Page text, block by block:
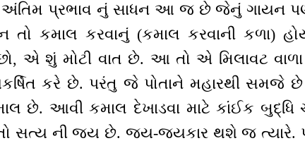
અંતિમ પ્રભાવ નું સાધન આ જ છે જેનું ગાયન
તો કમાલ કરવાનું (કમાલ કરવાની કળા)
એ શું મોટી વાત છે. આ તો એ મિલાવટ
કરે છે. પરંતુ જે પોતાને મહારથી સમજે
છે. આવી કમાલ દેખાડવા માટે કાંઈક
તો સત્ય ની જય છે. જય-જયકાર થશે જ